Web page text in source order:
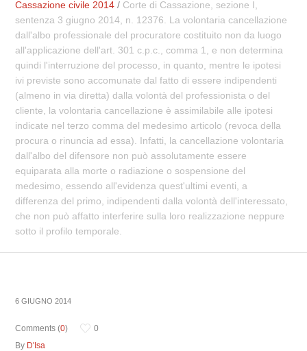
Cassazione civile 2014 / Corte di Cassazione, sezione I,
sentenza 3 giugno 2014, n. 12376. La volontaria cancellazione
dall'albo professionale del procuratore costituito non da luogo
all'applicazione dell'art. 301 c.p.c., comma 1, e non determina
quindi l'interruzione del processo, in quanto, mentre le ipotesi
ivi previste sono accomunate dal fatto di essere indipendenti
(almeno in via diretta) dalla volontà del professionista o del
cliente, la volontaria cancellazione è assimilabile alle ipotesi
indicate nel terzo comma del medesimo articolo (revoca della
procura o rinuncia ad essa). Infatti, la cancellazione volontaria
dall'albo del difensore non può assolutamente essere
equiparata alla morte o radiazione o sospensione del
medesimo, essendo all'evidenza quest'ultimi eventi, a
differenza del primo, indipendenti dalla volontà dell'interessato,
che non può affatto interferire sulla loro realizzazione neppure
sotto il profilo temporale.
6 GIUGNO 2014
Comments (0)
0
By D'Isa